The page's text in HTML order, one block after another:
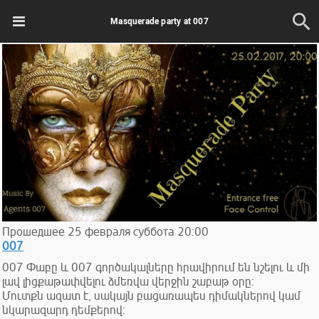
Masquerade party at 007
Прошедшее 25 февраля суббота 20:00
007
007 Փաբը և 007 գործակալները հրավիրում են նշելու և մի
լավ լիցքաթափվելու ձմեռվա վերջին շաբաթ օրը։
Մուտքն ազատ է, սակայն բացառապես դիմակներով կամ
նկարազարդ դեմքերով: